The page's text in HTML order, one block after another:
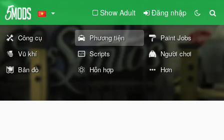
Show Adult Đăng nhập
Công cụ Phương tiện
Paint Jobs
Vũ khí
Scripts
Người chơi
Bản đồ
Hỗn hợp Hơn